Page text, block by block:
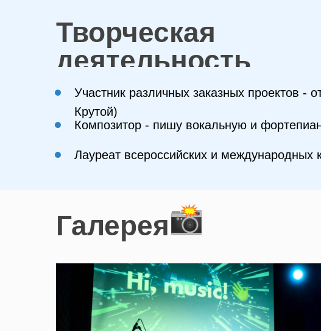
Творческая
деятельность
Участник различных заказных проектов -
Крутой)
Композитор - пишу вокальную и
Лауреат всероссийских и международных
Галерея